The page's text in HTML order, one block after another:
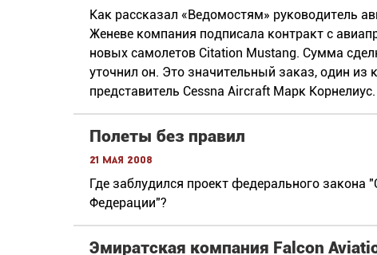
Как рассказал «Ведомостям» руководитель
Женеве компания подписала контракт с
новых самолетов Citation Mustang. Сумма
уточнил он. Это значительный заказ, один из
представитель Cessna Aircraft Марк Корнелиус.
Полеты без правил
21 мая 2008
Где заблудился проект федерального закона
Федерации"?
Эмиратская компания Falcon